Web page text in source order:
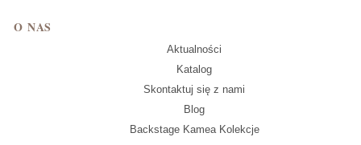
O NAS
Aktualności
Katalog
Skontaktuj się z nami
Blog
Backstage Kamea Kolekcje